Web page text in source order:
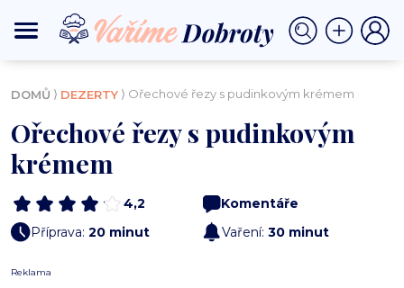
DOMŮ ⟩ DEZERTY ⟩ Ořechové řezy s pudinkovým krémem
Ořechové řezy s pudinkovým
krémem
4,2
Komentáře
Příprava: 20 minut Vaření: 30 minut
Reklama